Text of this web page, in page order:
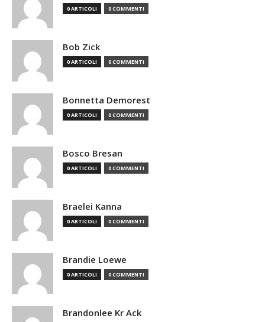
0 ARTICOLI 0 COMMENTI
Bob Zick
0 ARTICOLI 0 COMMENTI
Bonnetta Demorest
0 ARTICOLI 0 COMMENTI
Bosco Bresan
0 ARTICOLI 0 COMMENTI
Braelei Kanna
0 ARTICOLI 0 COMMENTI
Brandie Loewe
0 ARTICOLI 0 COMMENTI
Brandonlee Kr Ack